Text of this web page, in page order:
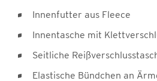
Innenfutter aus Fleece
Innentasche mit
Seitliche
Elastische Bündchen an